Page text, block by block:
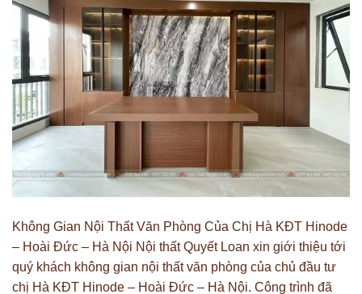
Không Gian Nội Thất Văn Phòng Của Chị Hà KĐT Hinode
– Hoài Đức – Hà Nội Nội thất Quyết Loan xin giới thiệu tới
quý khách không gian nội thất văn phòng của chủ đầu tư
chị Hà KĐT Hinode – Hoài Đức – Hà Nội. Công trình đã